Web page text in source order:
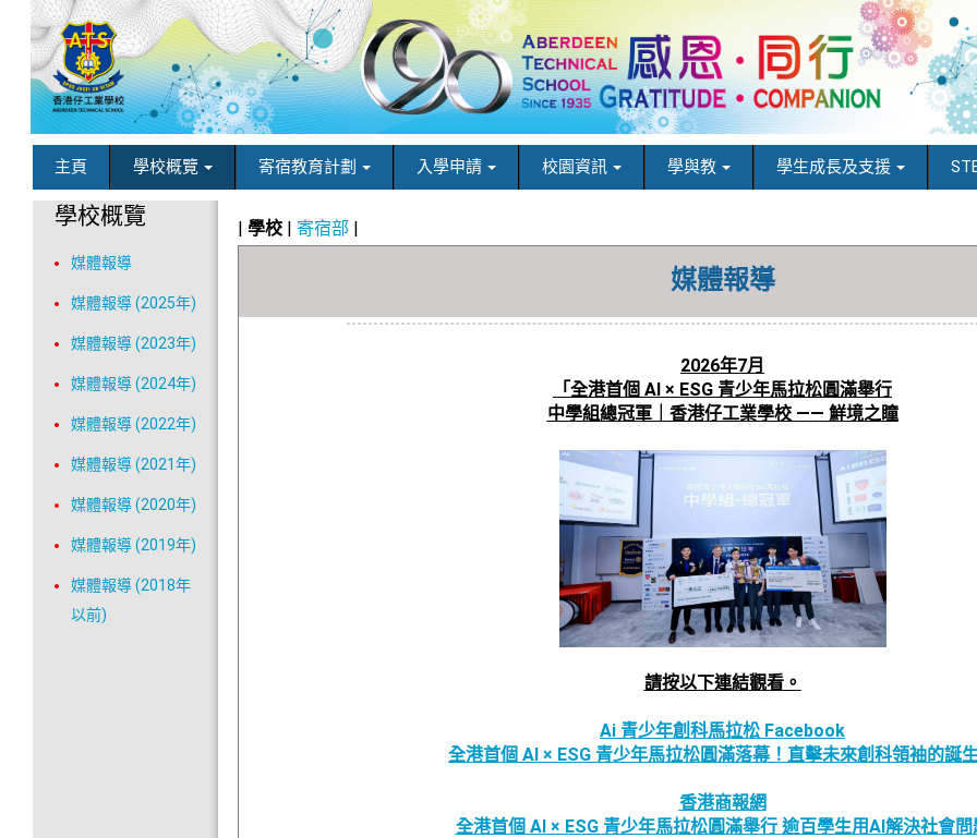
主頁 學校概覽 寄宿教育計劃 入學申請 校園資訊 學與教 學生成長及支援
| 學校| 寄宿部 |
媒體報導
2026年7月
「全港首個 AI × ESG 青少年馬拉松圓滿舉行
中學組總冠軍｜香港仔工業學校 —— 鮮境之瞳
請按以下連結觀看。
Ai 青少年創科馬拉松 Facebook
全港首個 AI × ESG 青少年馬拉松圓滿落幕！直擊未來創科領袖的誕
香港商報網
全港首個 AI × ESG 青少年馬拉松圓滿舉行 逾百學生用AI解決社會問
學校概覽
媒體報導
媒體報導 (2025年)
媒體報導 (2023年)
媒體報導 (2024年)
媒體報導 (2022年)
媒體報導 (2021年)
媒體報導 (2020年)
媒體報導 (2019年)
媒體報導 (2018年
以前)